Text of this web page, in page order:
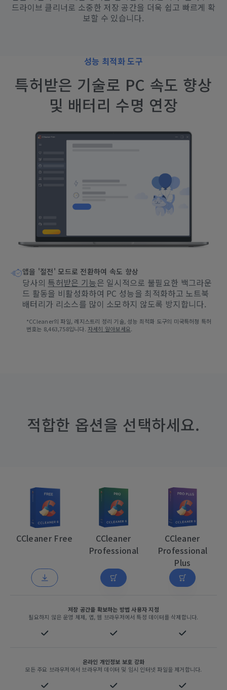
드라이브 클리너로 소중한 저장 공간을 더욱 쉽고 빠르게 확
보할 수 있습니다.
성능 최적화 도구
특허받은 기술로 PC 속도 향상
및 배터리 수명 연장
앱을 '절전' 모드로 전환하여 속도 향상
당사의 특허받은 기능은 일시적으로 불필요한 백그라운
드 활동을 비활성화하여 PC 성능을 최적화하고 노트북
배터리가 리소스를 많이 소모하지 않도록 방지합니다.
*CCleaner의 파일, 레지스트리 정리 기술, 성능 최적화 도구의 미국특허청 특허
번호는 8,463,758입니다. 자세히 알아보세요.
적합한 옵션을 선택하세요.
CCleaner Free
CCleaner
Professional
CCleaner
Professional
Plus
저장 공간을 확보하는 방법 사용자 지정
필요하지 않은 운영 체제, 앱, 웹 브라우저에서 특정 데이터를 삭제합니다.
온라인 개인정보 보호 강화
모든 주요 브라우저에서 브라우저 데이터 및 임시 인터넷 파일을 제거합니다.